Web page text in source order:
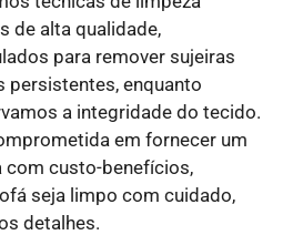
de alta qualidade,
para remover sujeiras
persistentes, enquanto
a integridade do tecido.
em fornecer um
com custo-benefícios,
seja limpo com cuidado,
detalhes.